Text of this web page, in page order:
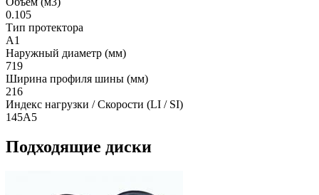
0.105
Тип протектора
A1
Наружный диаметр (мм)
719
Ширина профиля шины (мм)
216
Индекс нагрузки / Скорости (LI / SI)
145A5
Подходящие диски